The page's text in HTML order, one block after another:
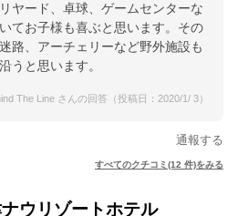
ヤード、卓球、ゲームセンターな
てお子様も喜ぶと思います。その
路、アーチェリーなど野外施設も
うと思います。
The Line さんの回答（投稿日：2020/1/ 3）
通報する
すべてのクチコミ(12 件)をみる
ウリゾートホテル